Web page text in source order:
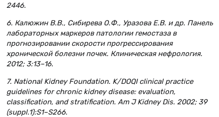
2446.
6. Калюжин В.В., Сибирева О.Ф., Уразова Е.В. и др. Панель
лабораторных маркеров патологии гемостаза в
прогнозировании скорости прогрессирования
хронической болезни почек. Клиническая нефрология.
2012; 3:13–16.
7. National Kidney Foundation. K/DOQI clinical practice
guidelines for chronic kidney disease: evaluation,
classification, and stratification. Am J Kidney Dis. 2002; 39
(suppl.1):S1–S266.